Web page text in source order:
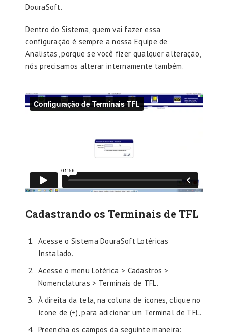
DouraSoft.
Dentro do Sistema, quem vai fazer essa
configuração é sempre a nossa Equipe de
Analistas, porque se você fizer qualquer alteração,
nós precisamos alterar internamente também.
Cadastrando os Terminais de TFL
Acesse o Sistema DouraSoft Lotéricas
Instalado.
Acesse o menu Lotérica > Cadastros >
Nomenclaturas > Terminais de TFL.
À direita da tela, na coluna de ícones, clique no
ícone de (+), para adicionar um Terminal de TFL.
Preencha os campos da seguinte maneira: